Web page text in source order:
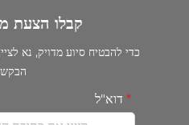
קבלו הצעת
כדי להבטיח סיוע מדויק, נא
דוא"ל